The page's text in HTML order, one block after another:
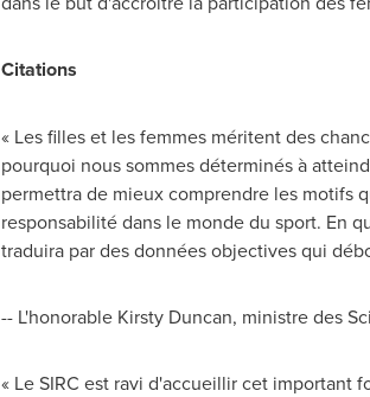
Citations
« Les filles et les femmes méritent des
pourquoi nous sommes déterminés à
permettra de mieux comprendre les motifs
responsabilité dans le monde du sport. En
traduira par des données objectives qui
-- L'honorable Kirsty Duncan, ministre des
« Le SIRC est ravi d'accueillir cet important